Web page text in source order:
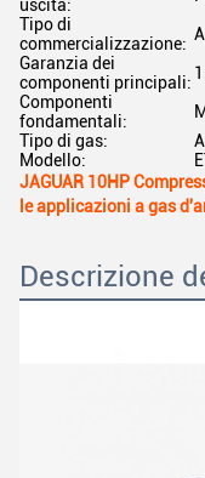
uscita:
Tipo di
commercializzazione:
Garanzia dei
componenti principali:
Componenti
fondamentali:
Tipo di gas:
Modello:
JAGUAR 10HP
le applicazioni a gas
Descrizione